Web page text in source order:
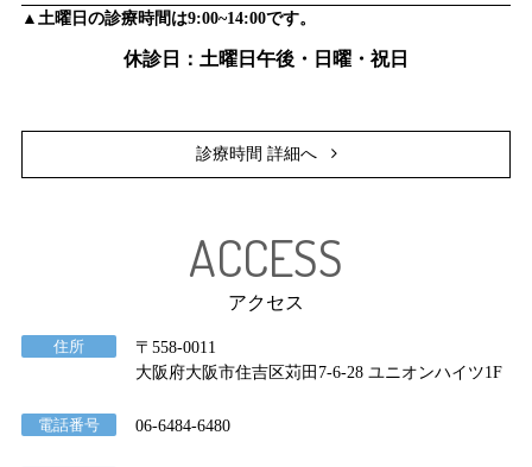
▲土曜日の診療時間は9:00~14:00です。
休診日：土曜日午後・日曜・祝日
診療時間 詳細へ
ACCESS
アクセス
住所
〒558-0011
大阪府大阪市住吉区苅田7-6-28 ユニオンハイツ1F
電話番号 06-6484-6480